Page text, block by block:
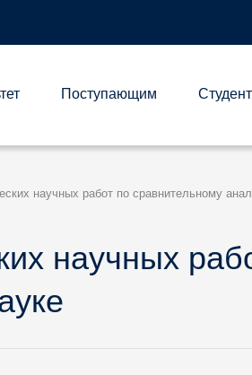
Поступающим
научных работ по сравнительному
научных